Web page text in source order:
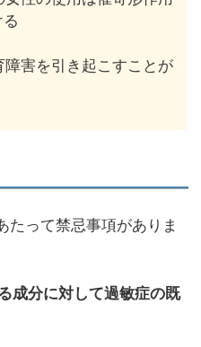
害を引き起こすことが
たって禁忌事項がありま
成分に対して過敏症の既